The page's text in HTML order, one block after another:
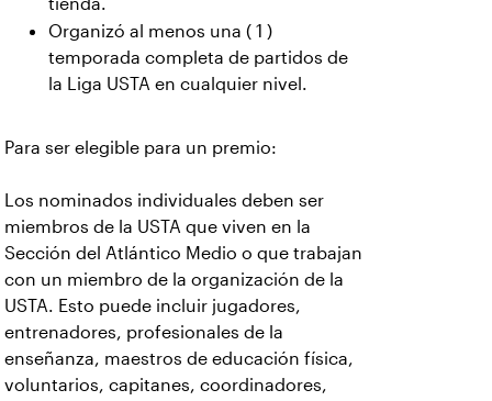
tienda.
Organizó al menos una ( 1 )
temporada completa de partidos de
la Liga USTA en cualquier nivel.
Para ser elegible para un premio:
Los nominados individuales deben ser
miembros de la USTA que viven en la
Sección del Atlántico Medio o que trabajan
con un miembro de la organización de la
USTA. Esto puede incluir jugadores,
entrenadores, profesionales de la
enseñanza, maestros de educación física,
voluntarios, capitanes, coordinadores,